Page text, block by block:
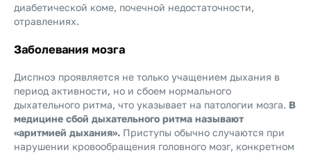
диабетической коме, почечной недостаточности,
отравлениях.
Заболевания мозга
Диспноэ проявляется не только учащением дыхания в
период активности, но и сбоем нормального
дыхательного ритма, что указывает на патологии мозга. В
медицине сбой дыхательного ритма называют
«аритмией дыхания». Приступы обычно случаются при
нарушении кровообращения головного мозг, конкретном